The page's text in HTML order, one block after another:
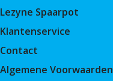
Lezyne Spaarpot
Klantenservice
Contact
Algemene Voorwaarden